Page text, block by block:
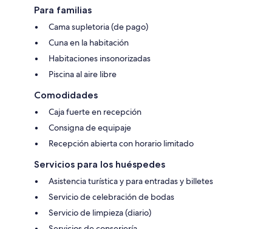
Para familias
Cama supletoria (de pago)
Cuna en la habitación
Habitaciones insonorizadas
Piscina al aire libre
Comodidades
Caja fuerte en recepción
Consigna de equipaje
Recepción abierta con horario limitado
Servicios para los huéspedes
Asistencia turística y para entradas y billetes
Servicio de celebración de bodas
Servicio de limpieza (diario)